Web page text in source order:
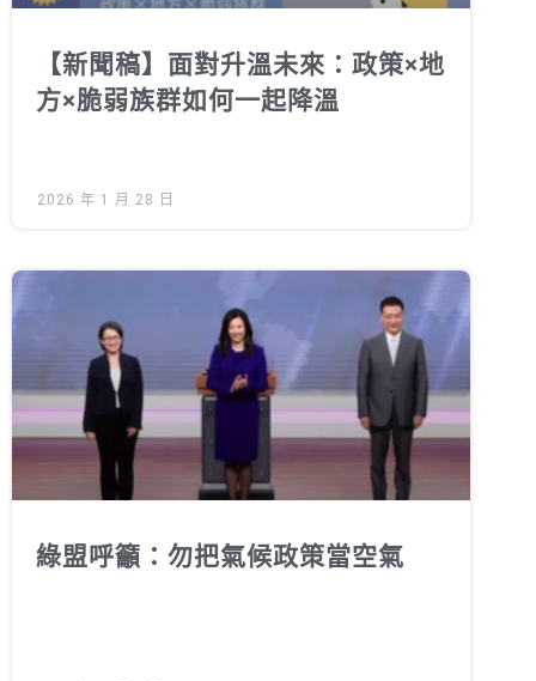
綠盟觀點
新聞稿及聲明
投書及專欄
出版及義賣品
徵才資訊
活動行事曆
活動紀錄
教育推廣申請
加入志工
【新聞稿】面對升溫未來：政策×地
方×脆弱族群如何一起降溫
2026 年 1 月 28 日
綠盟呼籲：勿把氣候政策當空氣